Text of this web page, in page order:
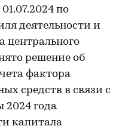
по
деятельности и
центрального
решение об
фактора
средств в связи с
2024 года
капитала